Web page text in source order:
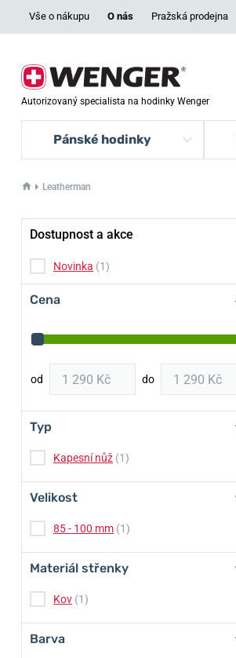
Vše o nákupu O nás Pražská prodejna
Autorizovaný specialista na hodinky Wenger
Pánské hodinky
Leatherman
Dostupnost a akce
Novinka (1)
Cena
od do
Typ
Kapesní nůž (1)
Velikost
85 - 100 mm (1)
Materiál střenky
Kov (1)
Barva